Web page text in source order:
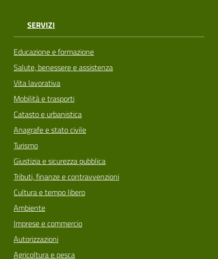
SERVIZI
Educazione e formazione
Salute, benessere e assistenza
Vita lavorativa
Mobilità e trasporti
Catasto e urbanistica
Anagrafe e stato civile
Turismo
Giustizia e sicurezza pubblica
Tributi, finanze e contravvenzioni
Cultura e tempo libero
Ambiente
Imprese e commercio
Autorizzazioni
Agricoltura e pesca